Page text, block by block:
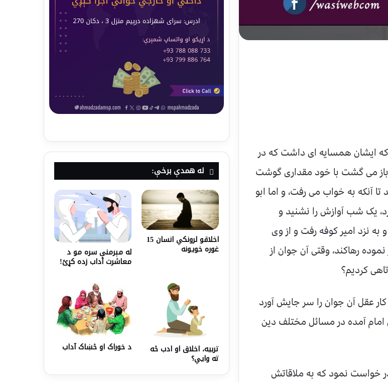
که ایشان همسایه ای داشت که در
می گشت با خود مقداری گوشت
آنکه به خواب می رفت، و اما ابو
یک شب آوازش را نشنید و
نزد امیر کوفه رفت و از وی
رهاکند، وقتی آن جوان از
کردیم؟
عقل آن جوان را سر جایش آورد
امام آمده در مسائل مختلف دین
خواست نمود که به ملاقاتش
له همدې برخې:
اخلاقو لرونکي انسان 15
غوره خویونه له مېرمنې سره مو د
معاشرت آداب زده کړئ!
تربیه، اخلاق او ادب څه
ته وایي؟
د خوراک او څښاک آداب